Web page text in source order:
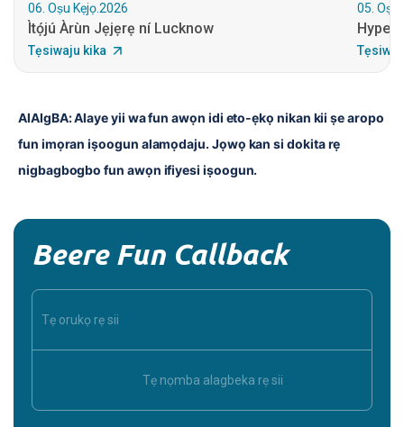
06. Oṣu Kẹjọ.2026
Ìtọ́jú Àrùn Jẹjẹrẹ ní Lucknow
Tẹsiwaju kika
05. Oṣu
AlAIgBA: Alaye yii wa fun awọn idi eto-ẹkọ nikan kii ṣe aropo
fun imọran iṣoogun alamọdaju. Jọwọ kan si dokita rẹ
nigbagbogbo fun awọn ifiyesi iṣoogun.
Beere Fun Callback